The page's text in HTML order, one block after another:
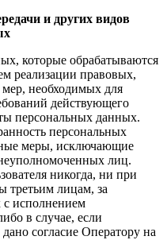
и других видов
которые обрабатываются
реализации правовых,
необходимых для
действующего
персональных данных.
персональных
меры, исключающие
лиц.
никогда, ни при
третьим лицам, за
с исполнением
в случае, если
согласие Оператору на